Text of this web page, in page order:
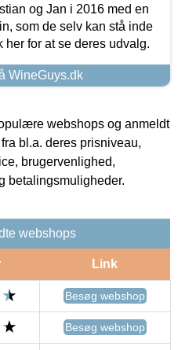
og Jan i 2016 med en
som de selv kan stå inde
for at se deres udvalg.
WineGuys.dk
webshops og anmeldt
bl.a. deres prisniveau,
brugervenlighed,
betalingsmuligheder.
webshops
Link
Besøg webshop
Besøg webshop